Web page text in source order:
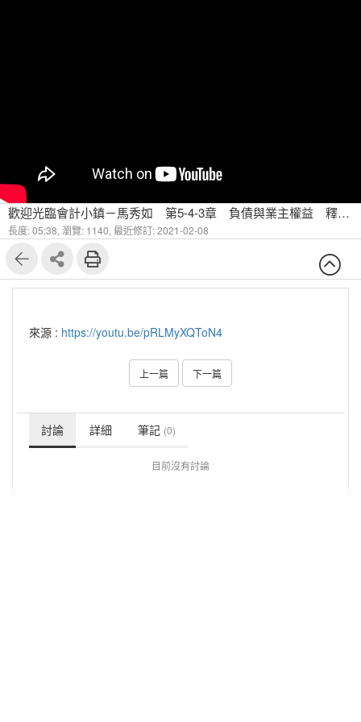
歡迎光臨會計小鎮－馬秀如 第5-4-3章 負債與業主權益 釋例：特別股：高鐵vs彰銀（三）
長度: 05:38, 瀏覽: 1140, 最近修訂: 2021-02-08
來源 : https://youtu.be/pRLMyXQToN4
上一篇 下一篇
討論 詳細 筆記 (0)
目前沒有討論